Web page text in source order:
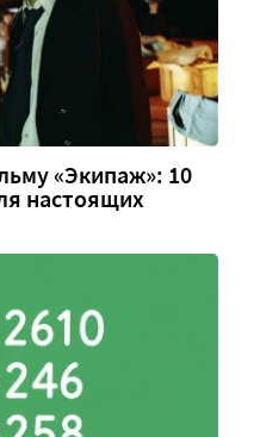
«Экипаж»: 10
настоящих